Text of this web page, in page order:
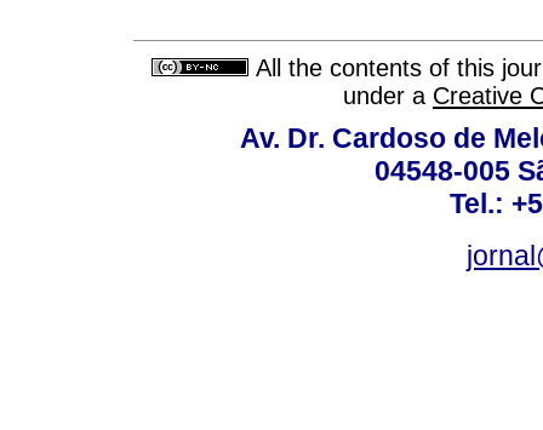
All the contents of this
under a Creative
Av. Dr. Cardoso de
04548-005
Tel.: